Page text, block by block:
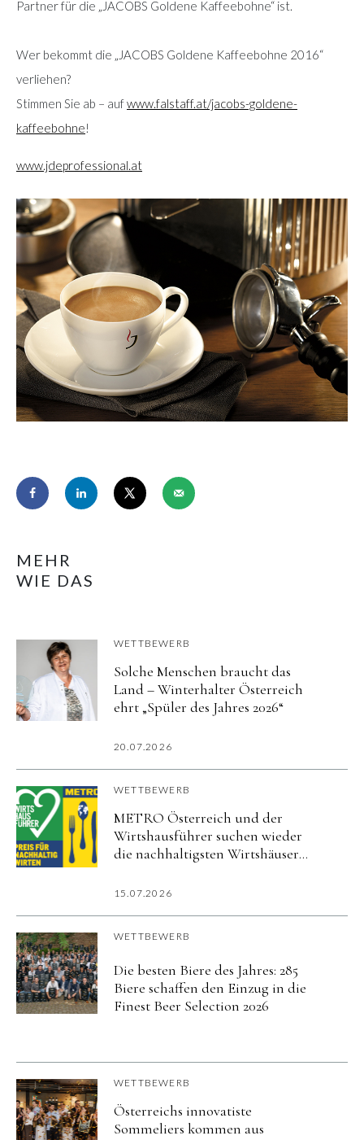
Partner für die „JACOBS Goldene Kaffeebohne“ ist.
Wer bekommt die „JACOBS Goldene Kaffeebohne 2016“
verliehen?
Stimmen Sie ab – aufwww.falstaff.at/jacobs-goldene-
kaffeebohne!
www.jdeprofessional.at
MEHR
WIE DAS
WETTBEWERB
Solche Menschen braucht das
Land – Winterhalter Österreich
ehrt „Spüler des Jahres 2026“
20.07.2026
WETTBEWERB
METRO Österreich und der
Wirtshausführer suchen wieder
die nachhaltigsten Wirtshäuser
15.07.2026
WETTBEWERB
Die besten Biere des Jahres: 285
Biere schaffen den Einzug in die
Finest Beer Selection 2026
WETTBEWERB
Österreichs innovatiste
Sommeliers kommen aus